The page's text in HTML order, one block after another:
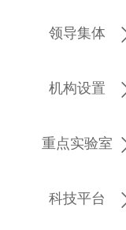
领导集体
机构设置
重点实验室
科技平台